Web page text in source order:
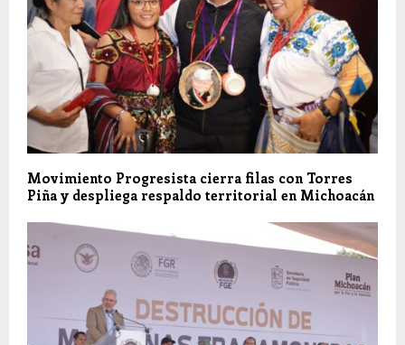
Movimiento Progresista cierra filas con Torres
Piña y despliega respaldo territorial en Michoacán